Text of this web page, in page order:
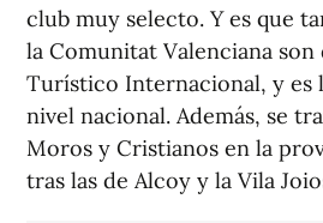
club muy selecto. Y es que
la Comunitat Valenciana
Turístico Internacional, y es
nivel nacional. Además, se
Moros y Cristianos en la
tras las de Alcoy y la Vila